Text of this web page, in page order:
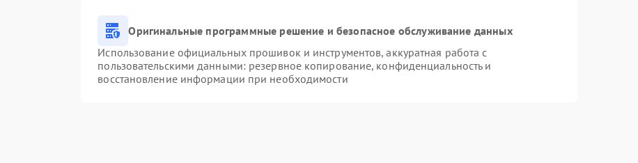
Оригинальные программные решение и безопасное обслуживание данных
Использование официальных прошивок и инструментов, аккуратная работа с
пользовательскими данными: резервное копирование, конфиденциальность и
восстановление информации при необходимости